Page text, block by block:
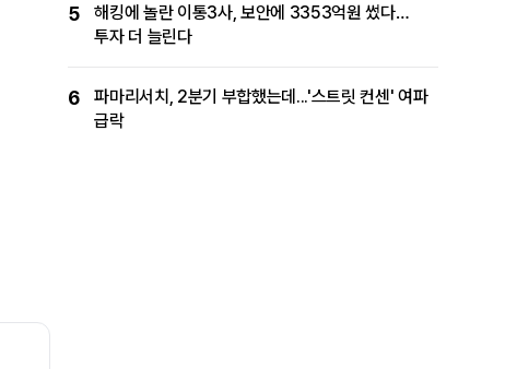
5
해킹에 놀란 이통3사, 보안에 3353억원 썼다…
투자 더 늘린다
6
파마리서치, 2분기 부합했는데...'스트릿 컨센' 여파
급락